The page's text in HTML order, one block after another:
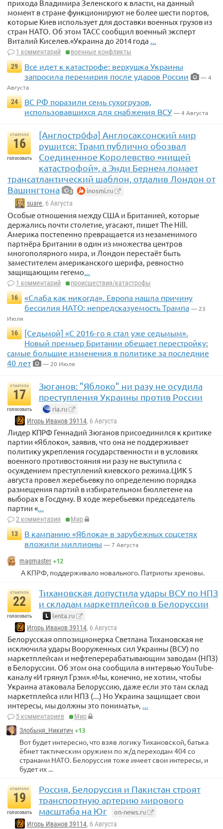
прихода Владимира Зеленского к власти, на данный
момент в стране функционируют не более шести портов,
которые Киев использует для доставки военных грузов из
стран НАТО. Об этом ТАСС сообщил военный эксперт
Виталий Киселев.«Украина до 2014 года ...
1 комментарий
военные конфликты
29
Все идет к катастрофе: верхушка Украины
запросила перемирия после ударов России
— 4
Августа
24
ВС РФ поразили семь сухогрузов,
использовавшихся для снабжения ВСУ — 4 Августа
отметили
16
голосовать
[Англостро́фа] Англосаксонский мир
рушится: Трамп публично обозвал
Соединенное Королевство «нищей
катастрофой», а Энди Бернем ломает
трансатлантический шаблон, отдалив Лондон от
Вашингтона
3 inosmi.ru
suare, 6 Августа
Особые отношения между США и Британией, которые
держались почти столетие, угасают, пишет The Hill.
Америка постепенно превращается из незаменимого
партнёра Британии в один из множества центров
многополярного мира, и Лондон перестаёт быть
заместителем американского шерифа, ревностно
защищающим гегемо
1 комментарий
происшествия/катастрофы
16
«Слаба как никогда». Европа нашла причину
бессилия НАТО: непредсказуемость Трампа — 23
Июля
16
[Седьмой] «С 2016-го я стал уже седьмым».
Новый премьер Британии обещает перестройку:
самые большие изменения в политике за последние
40 лет
— 20 Июля
отметили
17
голосовать
Зюганов: "Яблоко" ни разу не осудила
преступления Украины против России
ria.ru
Игорь Иванов 39114, 6 Августа
Лидер КПРФ Геннадий Зюганов присоединился к критике
партии «Яблоко», заявив, что она не поддерживает
политику укрепления государственности и в условиях
военного противостояния ни разу не выступила с
осуждением преступлений киевского режима.ЦИК 5
августа провел жеребьевку по определению порядка
размещения партий в избирательном бюллетене на
выборах в Госдуму. В ходе жеребьевки председатель
партии «...
2 комментария
Мир
13
В кампанию «Яблока» в зарубежных соцсетях
вложили миллионы — 7 Августа
magmaster+12
А КПРФ, поддерживало новального. Патриоты хреновы.
отметили
22
голосовать
Тихановская допустила удары ВСУ по НПЗ
и складам маркетплейсов в Белоруссии
lenta.ru
Игорь Иванов 39114, 6 Августа
Белорусская оппозиционерка Светлана Тихановская не
исключила удары Вооруженных сил Украины (ВСУ) по
маркетплейсам и нефтеперерабатывающим заводам (НПЗ)
в Белоруссии. Об этом она сообщила в интервью YouTube-
каналу «И грянул Грэм».«Мы, конечно, не хотим, чтобы
Украина атаковала Белоруссию, даже если это там склад
маркетплейса или НПЗ (...) Но Украина защищает свои
интересы, мы должны это понимать», ...
5 комментариев
Мир
Злобыня_Никитич +13
Вот будет интересно, что взяв логику Тихановской, батька
ёбнет тактическим оружием по ж/д переходам 404 со
странами НАТО. Белоруссия тоже имеет свои интересы, и
будет их ...
отметили
19
голосовать
Россия, Белоруссия и Пакистан строят
транспортную артерию мирового
масштаба на Юг
on-news.ru
Игорь Иванов 39114, 6 Августа